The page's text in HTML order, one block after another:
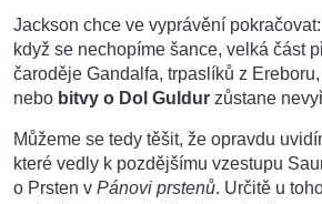
Jackson chce ve vyprávění
když se nechopíme šance, velká část
čaroděje Gandalfa, trpaslíků z
nebo bitvy o Dol Guldur zůstane
Můžeme se tedy těšit, že opravdu
které vedly k pozdějšímu vzestupu
o Prsten v Pánovi prstenů. Určitě u